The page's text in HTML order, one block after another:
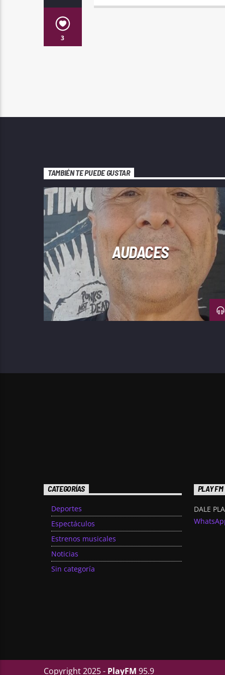
3
TAMBIÉN TE PUEDE GUSTAR
AUDACES
CATEGORÍAS
Deportes
Espectáculos
Estrenos musicales
Noticias
Sin categoría
PLAY FM
DALE
Copyright 2025 - PlayFM 95.9